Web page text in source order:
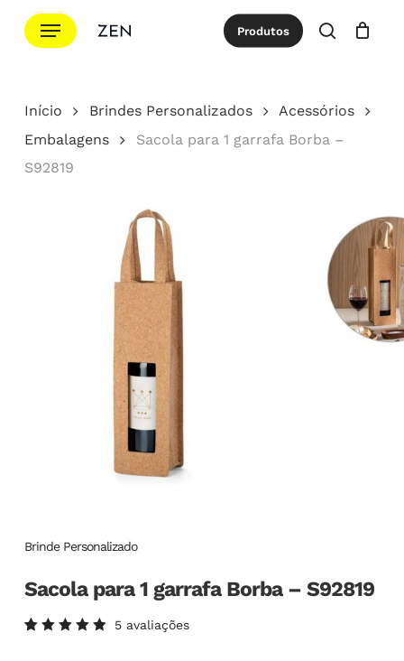
para
principal
Menu Produtos
procurar
Cotação Close
Início Brindes Personalizados
Acessórios
Embalagens
Sacola para 1 garrafa Borba –
S92819
Brinde Personalizado
Sacola para 1 garrafa Borba – S92819
5avaliações